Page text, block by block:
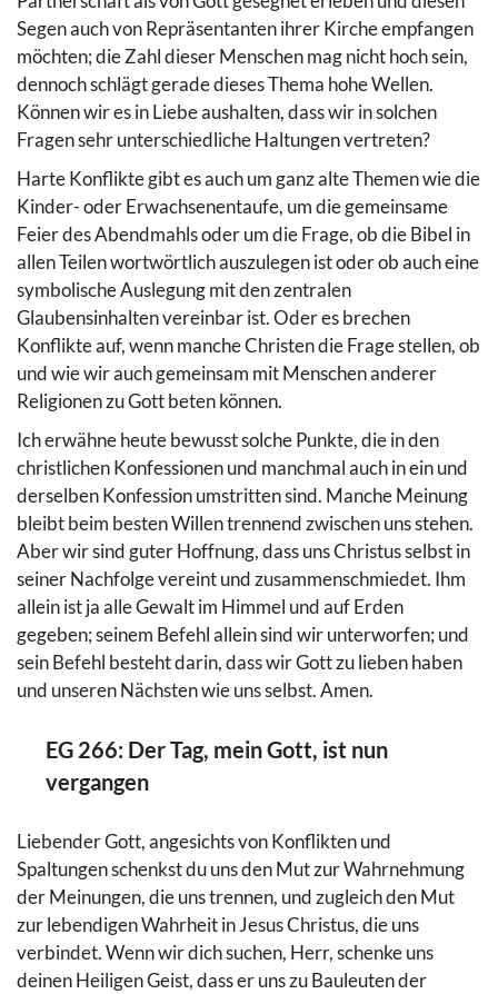
Segen auch von Repräsentanten ihrer Kirche empfangen
möchten; die Zahl dieser Menschen mag nicht hoch sein,
dennoch schlägt gerade dieses Thema hohe Wellen.
Können wir es in Liebe aushalten, dass wir in solchen
Fragen sehr unterschiedliche Haltungen vertreten?
Harte Konflikte gibt es auch um ganz alte Themen wie die
Kinder- oder Erwachsenentaufe, um die gemeinsame
Feier des Abendmahls oder um die Frage, ob die Bibel in
allen Teilen wortwörtlich auszulegen ist oder ob auch eine
symbolische Auslegung mit den zentralen
Glaubensinhalten vereinbar ist. Oder es brechen
Konflikte auf, wenn manche Christen die Frage stellen, ob
und wie wir auch gemeinsam mit Menschen anderer
Religionen zu Gott beten können.
Ich erwähne heute bewusst solche Punkte, die in den
christlichen Konfessionen und manchmal auch in ein und
derselben Konfession umstritten sind. Manche Meinung
bleibt beim besten Willen trennend zwischen uns stehen.
Aber wir sind guter Hoffnung, dass uns Christus selbst in
seiner Nachfolge vereint und zusammenschmiedet. Ihm
allein ist ja alle Gewalt im Himmel und auf Erden
gegeben; seinem Befehl allein sind wir unterworfen; und
sein Befehl besteht darin, dass wir Gott zu lieben haben
und unseren Nächsten wie uns selbst. Amen.
EG 266: Der Tag, mein Gott, ist nun
vergangen
Liebender Gott, angesichts von Konflikten und
Spaltungen schenkst du uns den Mut zur Wahrnehmung
der Meinungen, die uns trennen, und zugleich den Mut
zur lebendigen Wahrheit in Jesus Christus, die uns
verbindet. Wenn wir dich suchen, Herr, schenke uns
deinen Heiligen Geist, dass er uns zu Bauleuten der